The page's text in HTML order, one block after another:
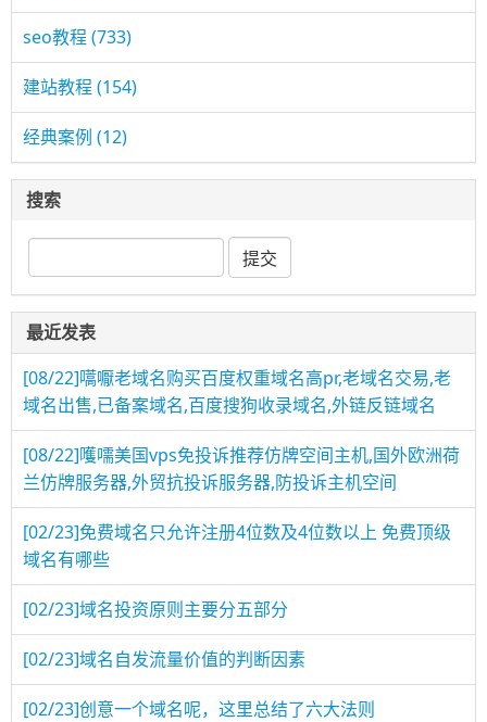
seo教程 (733)
建站教程 (154)
经典案例 (12)
搜索
最近发表
[08/22]嚆嚈老域名购买百度权重域名高pr,老域名交易,老
域名出售,已备案域名,百度搜狗收录域名,外链反链域名
[08/22]嚄嚅美国vps免投诉推荐仿牌空间主机,国外欧洲荷
兰仿牌服务器,外贸抗投诉服务器,防投诉主机空间
[02/23]免费域名只允许注册4位数及4位数以上 免费顶级
域名有哪些
[02/23]域名投资原则主要分五部分
[02/23]域名自发流量价值的判断因素
[02/23]创意一个域名呢，这里总结了六大法则